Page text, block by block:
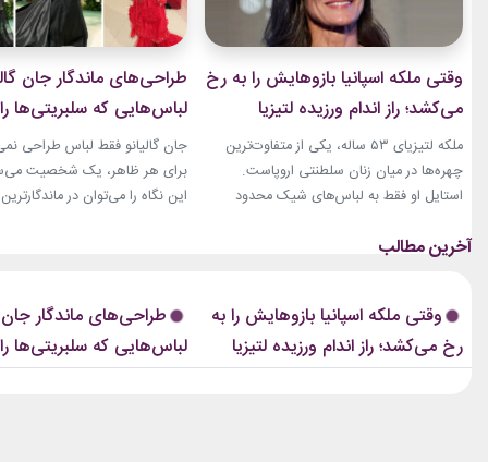
وقتی ملکه اسپانیا بازوهایش را به رخ
می‌کشد؛ راز اندام ورزیده لتیزیا
چیست؟
ملکه لتیزیای ۵۳ ساله، یکی از متفاوت‌ترین
چهره‌ها در میان زنان سلطنتی اروپاست.
استایل او فقط به لباس‌های شیک محدود
توجه قرار گرفته است. بازوهای عضلانی و
ویژگی‌های ظاهری‌اش تبدیل شده‌اند.
رسانه‌های مد نیز سال‌هاست...
طراحی‌های ماندگار جان
لباس‌هایی که سلبریتی‌ها
مد بردند
جان گالیانو فقط لباس طراحی
برای هر ظاهر، یک شخصیت
این نگاه را می‌توان در
بسیاری از طراحی‌های او،
مراسم...
وقتی ملکه اسپانیا بازوهایش را به
رخ می‌کشد؛ راز اندام ورزیده لتیزیا
چیست؟
طراحی‌های ماندگار جان
لباس‌هایی که سلبریتی‌ها
مد بردند